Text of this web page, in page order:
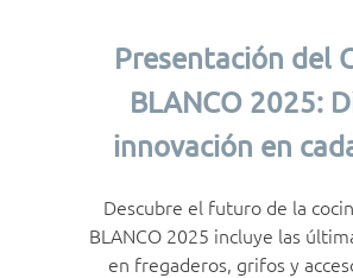
Presentación del
BLANCO 2025:
innovación en
Descubre el futuro de la
BLANCO 2025 incluye las
en fregaderos, grifos y